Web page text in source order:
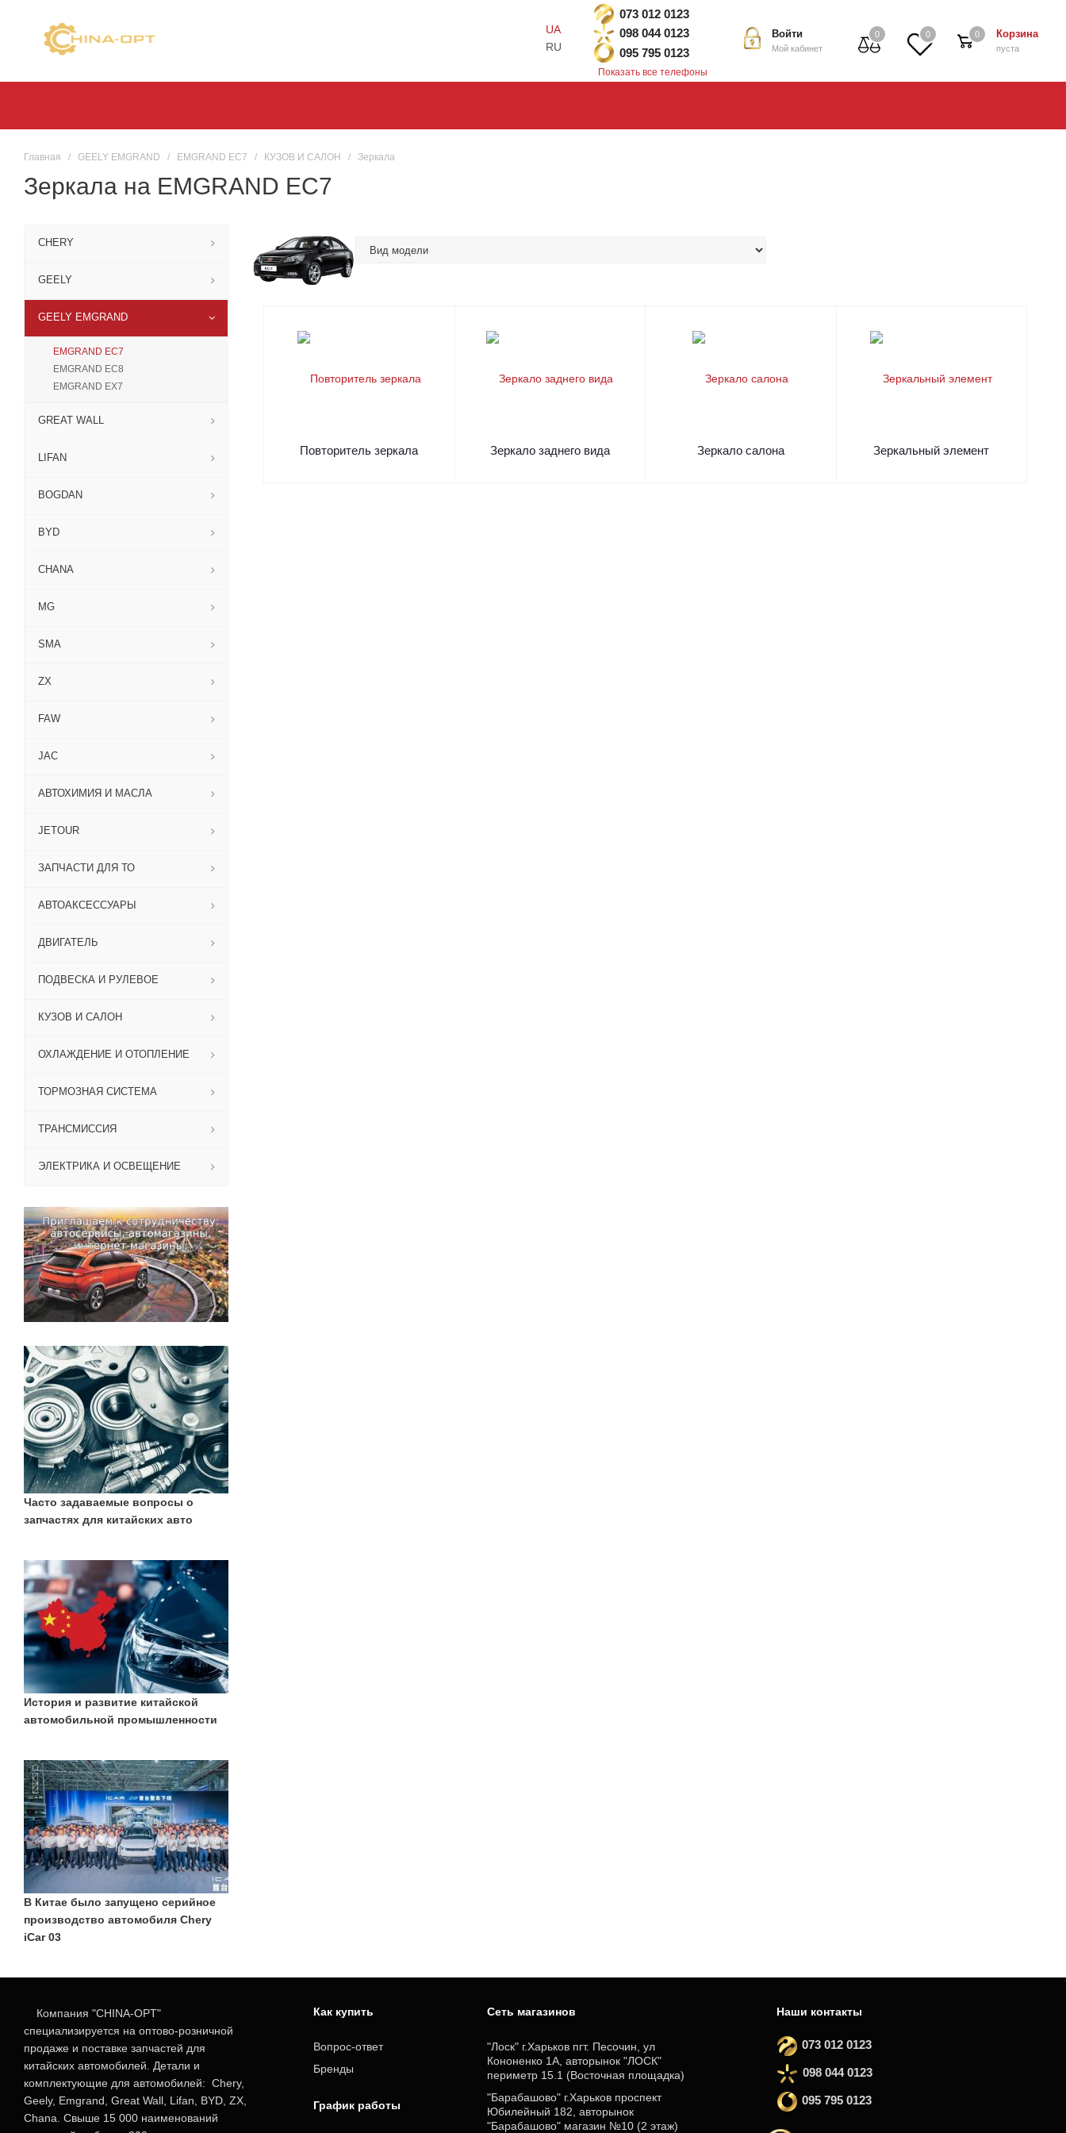
UA
RU
0 0 Корзина
пуста
0
Войти
Мой кабинет
073 012 0123
098 044 0123
095 795 0123
Показать все телефоны
Главная / GEELY EMGRAND / EMGRAND EC7 / КУЗОВ И САЛОН / Зеркала
Зеркала на EMGRAND EC7
Повторитель зеркала Зеркало заднего вида Зеркало салона Зеркальный элемент
CHERY
GEELY
GEELY EMGRAND
EMGRAND EC7
EMGRAND EC8
EMGRAND EX7
GREAT WALL
LIFAN
BOGDAN
BYD
CHANA
MG
SMA
ZX
FAW
JAC
АВТОХИМИЯ И МАСЛА
JETOUR
ЗАПЧАСТИ ДЛЯ ТО
АВТОАКСЕССУАРЫ
ДВИГАТЕЛЬ
ПОДВЕСКА И РУЛЕВОЕ
КУЗОВ И САЛОН
ОХЛАЖДЕНИЕ И ОТОПЛЕНИЕ
ТОРМОЗНАЯ СИСТЕМА
ТРАНСМИССИЯ
ЭЛЕКТРИКА И ОСВЕЩЕНИЕ
Часто задаваемые вопросы о
запчастях для китайских авто
История и развитие китайской
автомобильной промышленности
В Китае было запущено серийное
производство автомобиля Chery
iCar 03
Компания "CHINA-OPT"
специализируется на оптово-розничной
продаже и поставке запчастей для
китайских автомобилей. Детали и
комплектующие для автомобилей: Chery,
Geely, Emgrand, Great Wall, Lifan, BYD, ZX,
Chana. Свыше 15 000 наименований
Как купить
Вопрос-ответ
Бренды
График работы
Cеть магазинов
"Лоск" г.Харьков пгт. Песочин, ул
Кононенко 1А, авторынок "ЛОСК"
периметр 15.1 (Восточная площадка)
"Барабашово" г.Харьков проспект
Юбилейный 182, авторынок
"Барабашово" магазин №10 (2 этаж)
Наши контакты
073 012 0123
098 044 0123
095 795 0123